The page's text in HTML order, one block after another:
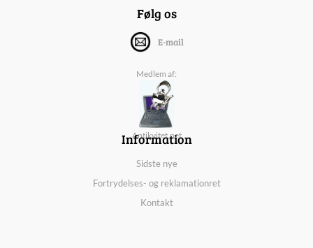
Følg os
E-mail
Medlem af:
Antikvitet.net
Information
Sidste nye
Fortrydelses- og reklamationret
Kontakt